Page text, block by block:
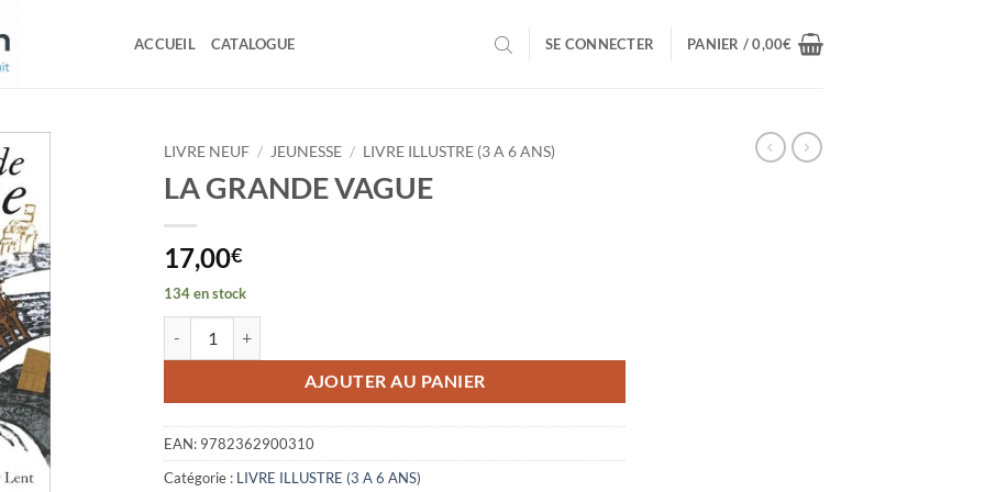
ACCUEIL CATALOGUE SE CONNECTER PANIER /0,00€
LIVRE NEUF / JEUNESSE / LIVRE ILLUSTRE (3 A 6 ANS)
LA GRANDE VAGUE
17,00€
134 en stock
AJOUTER AU PANIER
EAN: 9782362900310
Catégorie : LIVRE ILLUSTRE (3 A 6 ANS)